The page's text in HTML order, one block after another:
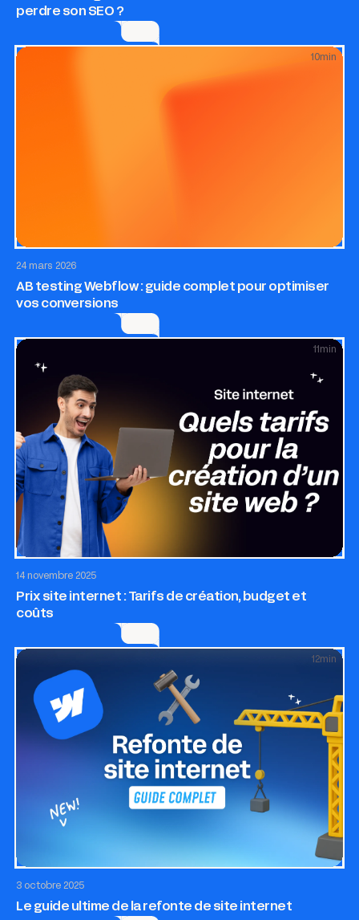
perdre son SEO ?
24 mars 2026
AB testing Webflow : guide complet pour optimiser
vos conversions
10 min
14 novembre 2025
Prix site internet : Tarifs de création, budget et
coûts
11 min
3 octobre 2025
Le guide ultime de la refonte de site internet
12 min